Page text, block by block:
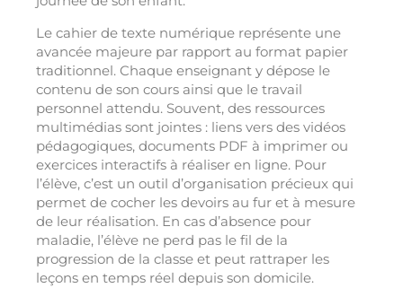
Le cahier de texte numérique représente une
avancée majeure par rapport au format papier
traditionnel. Chaque enseignant y dépose le
contenu de son cours ainsi que le travail
personnel attendu. Souvent, des ressources
multimédias sont jointes : liens vers des vidéos
pédagogiques, documents PDF à imprimer ou
exercices interactifs à réaliser en ligne. Pour
l’élève, c’est un outil d’organisation précieux qui
permet de cocher les devoirs au fur et à mesure
de leur réalisation. En cas d’absence pour
maladie, l’élève ne perd pas le fil de la
progression de la classe et peut rattraper les
leçons en temps réel depuis son domicile.